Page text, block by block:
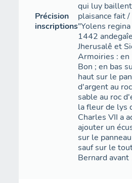
Précision
inscriptions
qui luy
plaisance fait
"Yolens
1442
Jherusalê et
Armoiries : en
Bon ; en bas
haut sur le
d'argent au
sable au roc
la fleur de lys
Charles VII a
ajouter un
sur le
sauf sur le
Bernard